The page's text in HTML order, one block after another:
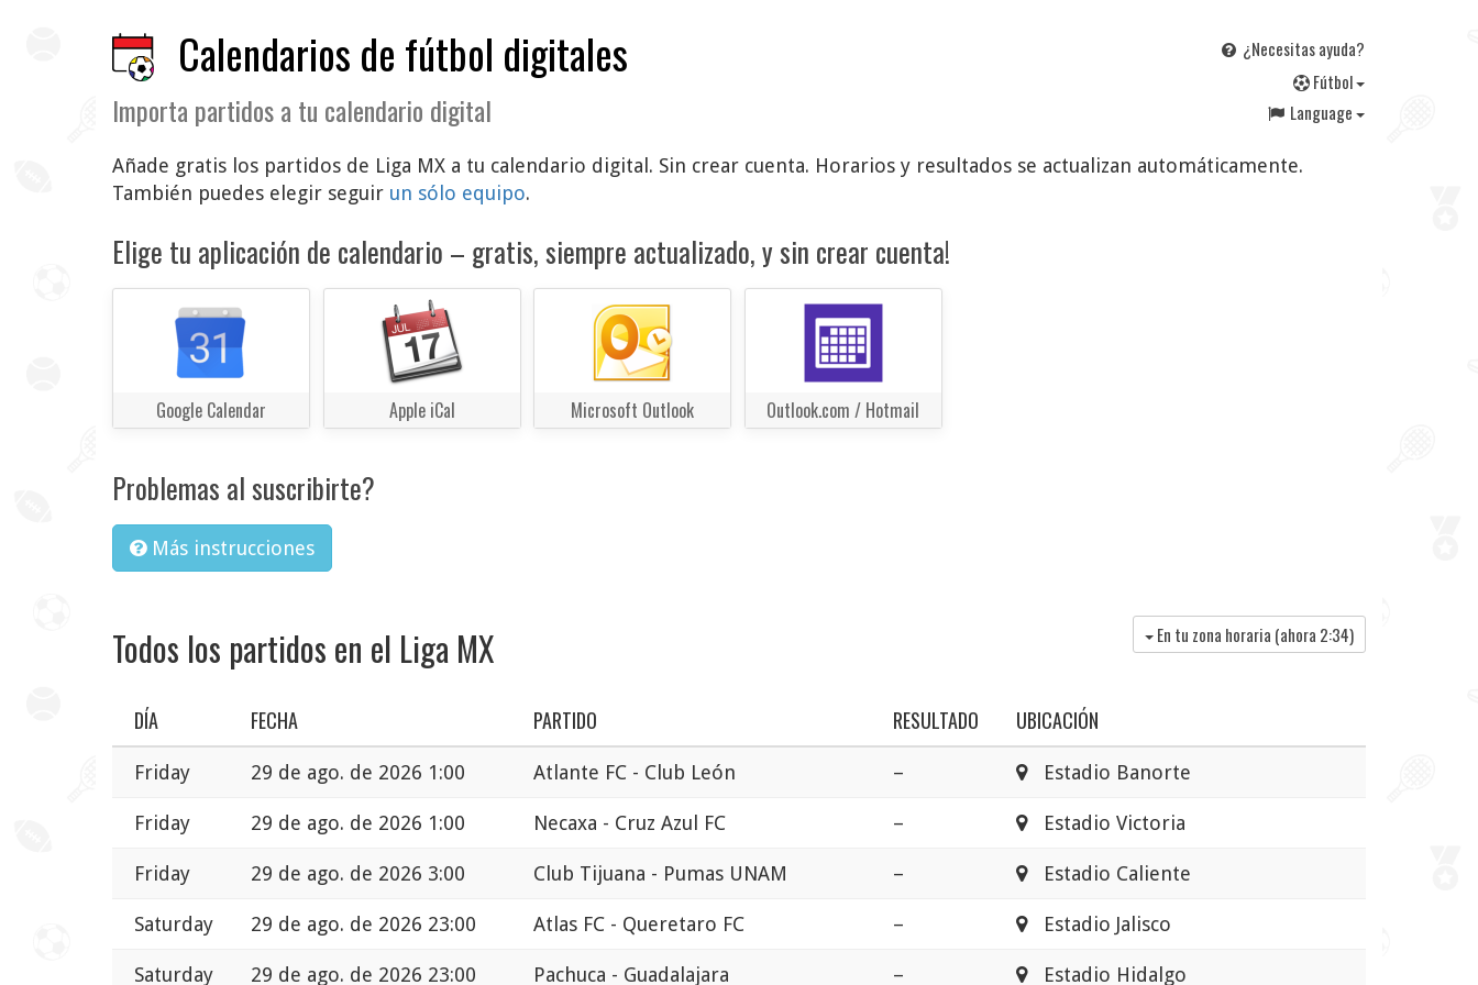
Calendarios de fútbol digitales
Importa partidos a tu calendario digital
¿Necesitas ayuda?
Fútbol
Language
Añade gratis los partidos de Liga MX a tu calendario digital. Sin crear cuenta. Horarios y resultados se actualizan automáticamente.
También puedes elegir seguir un sólo equipo.
Elige tu aplicación de calendario – gratis, siempre actualizado, y sin crear cuenta!
Google Calendar Apple iCal Microsoft Outlook Outlook.com / Hotmail
Problemas al suscribirte?
Más instrucciones
Todos los partidos en el Liga MX En tu zona horaria (ahora 2:34)
DÍA FECHA PARTIDO RESULTADO UBICACIÓN
Friday 29 de ago. de 2026 1:00 Atlante FC - Club León – Estadio Banorte
Friday 29 de ago. de 2026 1:00 Necaxa - Cruz Azul FC – Estadio Victoria
Friday 29 de ago. de 2026 3:00 Club Tijuana - Pumas UNAM – Estadio Caliente
Saturday 29 de ago. de 2026 23:00 Atlas FC - Queretaro FC – Estadio Jalisco
Saturday 29 de ago. de 2026 23:00 Pachuca - Guadalajara – Estadio Hidalgo